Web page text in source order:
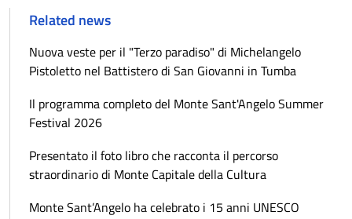
Related news
Nuova veste per il "Terzo paradiso" di Michelangelo
Pistoletto nel Battistero di San Giovanni in Tumba
Il programma completo del Monte Sant'Angelo Summer
Festival 2026
Presentato il foto libro che racconta il percorso
straordinario di Monte Capitale della Cultura
Monte Sant’Angelo ha celebrato i 15 anni UNESCO